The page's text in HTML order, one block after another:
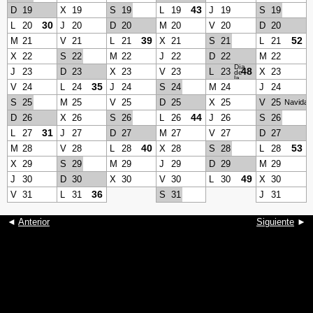
D 19 X 19 S 19 L 19 43 J 19 S
19
L
20 30 J 20 D 20 M 20 V 20 D 20
M 21 V 21 L 21 39 X 21 S 21 L 21 52
X 22 S 22 M 22 J 22 D 22 M 22
J
23 D 23 X 23 V 23 L 23 48
Día
de
la
Soberanía
nacional
X 23
V 24 L 24 35 J 24 S 24 M 24 J
24
S 25 M 25 V 25 D 25 X 25 V 25 Navidad
D 26 X 26 S 26 L 26 44 J 26 S 26
L
27 31 J 27 D 27 M 27 V 27 D 27
M 28 V 28 L 28 40 X 28 S 28 L 28 53
X 29 S 29 M 29 J 29 D 29 M 29
J
30 D 30 X 30 V 30 L 30 49 X 30
V 31 L 31 36 S 31 J 31
◄ Anterior Siguiente ►